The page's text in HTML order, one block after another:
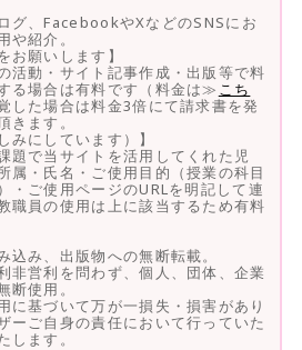
グ、FacebookやXなどのSNSにお
や紹介。
お願いします】
活動・サイト記事作成・出版等で料
る場合は有料です（料金は≫ こち
した場合は料金3倍にて請求書を発
きます。
みにしています）】
題で当サイトを活用してくれた児
属・氏名・ご使用目的（授業の科目
・ご使用ページのURLを明記して連
職員の使用は上に該当するため有料
込み、出版物への無断転載。
非営利を問わず、個人、団体、企業
断使用。
に基づいて万が一損失・損害があり
ーご自身の責任において行っていた
します。